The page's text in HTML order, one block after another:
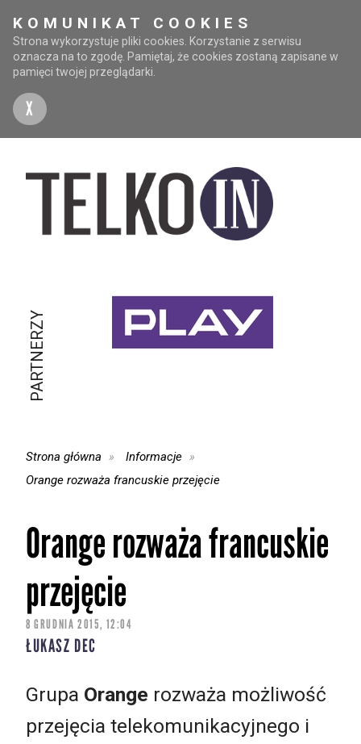
KOMUNIKAT COOKIES
Strona wykorzystuje pliki cookies. Korzystanie z serwisu
oznacza na to zgodę. Pamiętaj, że cookies zostaną zapisane w
pamięci twojej przeglądarki.
X
PARTNERZY
Strona główna
Informacje
Orange rozważa francuskie przejęcie
Orange rozważa francuskie
przejęcie
8 GRUDNIA 2015, 12:04
ŁUKASZ DEC
Grupa Orange rozważa możliwość
przejęcia telekomunikacyjnego i